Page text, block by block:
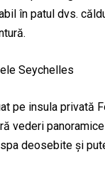
în patul dvs.
Seychelles
pe insula privată
vederi
deosebite și